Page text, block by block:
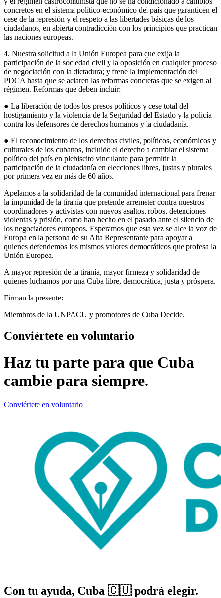
concretos en el sistema político-económico del país que garanticen el
cese de la represión y el respeto a las libertades básicas de los
ciudadanos, en abierta contradicción con los principios que practican
las naciones europeas.
4. Nuestra solicitud a la Unión Europea para que exija la
participación de la sociedad civil y la oposición en cualquier proceso
de negociación con la dictadura; y frene la implementación del
PDCA hasta que se aclaren las reformas concretas que se exigen al
régimen. Reformas que deben incluir:
● La liberación de todos los presos políticos y cese total del
hostigamiento y la violencia de la Seguridad del Estado y la policía
contra los defensores de derechos humanos y la ciudadanía.
● El reconocimiento de los derechos civiles, políticos, económicos y
culturales de los cubanos, incluido el derecho a cambiar el sistema
político del país en plebiscito vinculante para permitir la
participación de la ciudadanía en elecciones libres, justas y plurales
por primera vez en más de 60 años.
Apelamos a la solidaridad de la comunidad internacional para frenar
la impunidad de la tiranía que pretende arremeter contra nuestros
coordinadores y activistas con nuevos asaltos, robos, detenciones
violentas y prisión, como han hecho en el pasado ante el silencio de
los negociadores europeos. Esperamos que esta vez se alce la voz de
Europa en la persona de su Alta Representante para apoyar a
quienes defendemos los mismos valores democráticos que profesa la
Unión Europea.
A mayor represión de la tiranía, mayor firmeza y solidaridad de
quienes luchamos por una Cuba libre, democrática, justa y próspera.
Firman la presente:
Miembros de la UNPACU y promotores de Cuba Decide.
Conviértete en voluntario
Haz tu parte para que Cuba
cambie para siempre.
Conviértete en voluntario
Con tu ayuda, Cuba 🇨🇺 podrá elegir.